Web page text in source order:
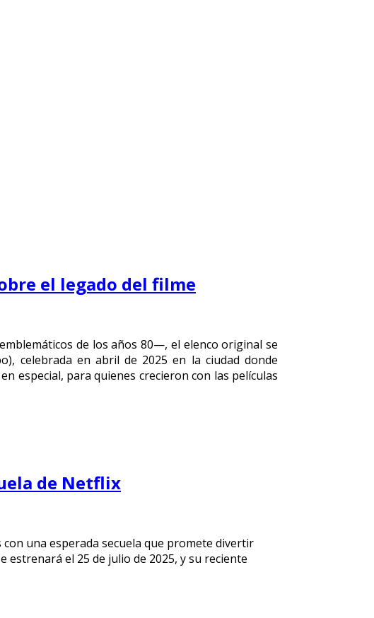
el legado del filme
de los años 80—, el elenco original se
celebrada en abril de 2025 en la ciudad donde
especial, para quienes crecieron con las películas
de Netflix
una esperada secuela que promete divertir
estrenará el 25 de julio de 2025, y su reciente